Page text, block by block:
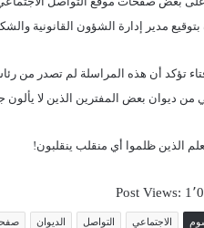
مدير إدارة الشؤون القانونية
تؤكد أن هذه المراسلة لم تصدر من
من ديوان بعض المفترين الذين لا يألون
الذين ظلموا أي منقلب ينقلبون!
Post Views:
الاجتماعي التواصل الديوان